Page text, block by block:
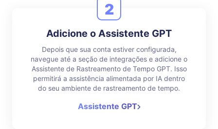
2
Adicione o Assistente GPT
Depois que sua conta estiver configurada,
navegue até a seção de integrações e adicione o
Assistente de Rastreamento de Tempo GPT. Isso
permitirá a assistência alimentada por IA dentro
do seu ambiente de rastreamento de tempo.
Assistente GPT